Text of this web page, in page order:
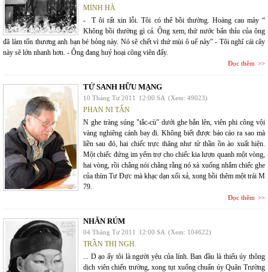
MINH HÀ
- T ôi rất xin lỗi. Tôi có thể bồi thường. Hoàng cau mày “
Không bồi thường gì cả. Ông xem, thứ nước bẩn thỉu của ông
đã làm tổn thương anh bạn bé bỏng này. Nó sẽ chết vì thứ mùi ô uế này” - Tôi nghĩ cái cây
này sẽ lớn nhanh hơn. - Ông đang huỷ hoại công viên đấy.
Đọc thêm
TỬ SANH HỮU MẠNG
10 Tháng Tư 2011 12:00 SA (Xem: 49023)
PHAN NI TẤN
N ghe tràng súng "tắc-cù" dưới ghe bắn lên, viên phi công vội
vàng nghiêng cánh bay đi. Không biết được báo cáo ra sao mà
liền sau đó, hai chiếc trực thăng như tử thần ồn ào xuất hiện.
Một chiếc đứng im yểm trợ cho chiếc kia lượn quanh một vòng,
hai vòng, rồi chẳng nói chẳng rằng nó xà xuống nhắm chiếc ghe
của thím Tư Đực mà khạc dạn xối xả, xong bồi thêm một trái M
79.
Đọc thêm
NHĂN RÚM
04 Tháng Tư 2011 12:00 SA (Xem: 104622)
TRẦN THỊ NGH.
... D ạo ấy tôi là người yêu của lính. Ban đầu là thiếu úy thông
dịch viên chiến trường, xong tụt xuống chuẩn úy Quân Trường